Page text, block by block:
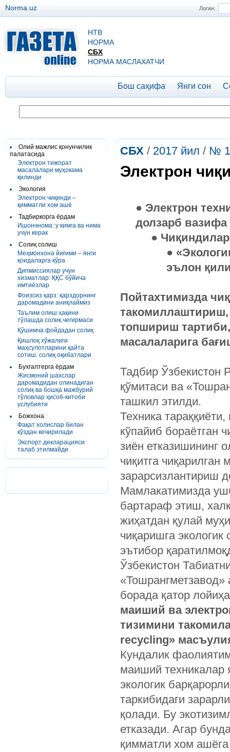
Логин:
Norma.uz
НТВ
НОРМА
СБХ
НОРМА МАСЛАХАТЧИ
Бош саҳифа Янги сон
Олий мажлис қонунчилик
палатасида
Электрон тижорат
масалалари муҳокама
қилинди
Экология
Электрон чиқинди –
қимматли хом ашё
Тадбиркорга ёрдам
Ишончнома: у кимга ва нима
учун керак
Солиқ солиш
Меҳмонхона йиғими – янги
қоидаларга кўра
Дипмиссиялар учун
хизматлар: ҚҚС бўйича
имтиёзлар
Фоизсиз қарз: қарздорнинг
даромадини аниқлаймиз
Таълим олиш ҳақини
тўлашда солиқ чегирмаси
Қўшимча фойдадан солиқ
Қишлоқ хўжалиги
маҳсулотларини қайта
сотиш: солиқ оқибатлари
Бухгалтерга ёрдам
Жисмоний шахслар
даромадидан олинадиган
солиқ ва бошқа мажбурий
тўловлар ҳисоб-китоби
услубияти
Божхона
Фақат холислар билан
кўздан кечирилади
Экспорт декларацияси
талаб этилмайди
СБХ / 2017 йил / №
Электрон
● Электрон
долзарб вазифа
●
●
эълон
Пойтахтимизда
такомиллаштириш,
топшириш
масалаларига
Тадбир Ўзбекистон
қўмитаси ва
ташкил этилди.
Техника
кўпайиб бораётган
зиён етказишининг
чиқитга
зарарсизлантириш
Мамлакатимизда
бартараф этиш,
жиҳатдан қулай
чиқаришга
эътибор
Ўзбекистон
борада қатор
маиший ва
тизимини
recycling»
Кундалик
маиший техникалар
экологик
таркибидаги
қолади. Бу
етказади. Агар
қимматли хом ашёга